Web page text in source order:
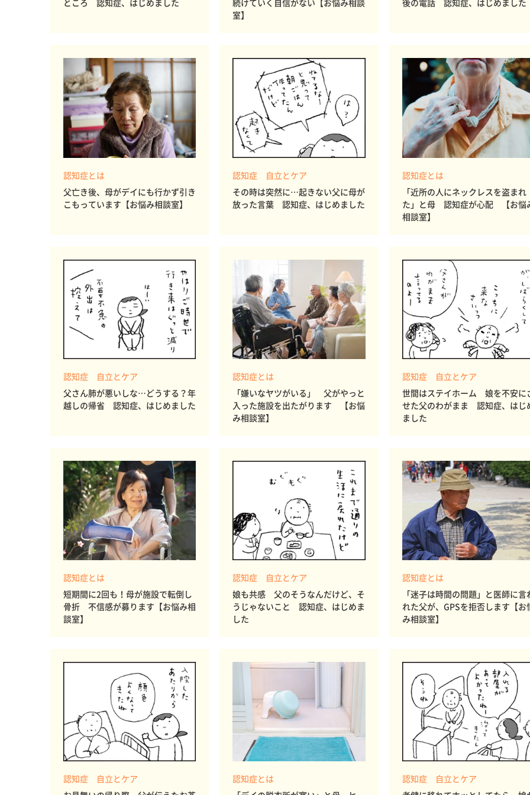
ところ 認知症、はじめました
続けていく自信がない【お悩み相談
室】
後の電話 認知症、はじめました
認知症とは
父亡き後、母がデイにも行かず引き
こもっています【お悩み相談室】
認知症 自立とケア
その時は突然に…起きない父に母が
放った言葉 認知症、はじめました
認知症とは
「近所の人にネックレスを盗まれ
た」と母 認知症が心配 【お悩
相談室】
認知症 自立とケア
父さん肺が悪いしな…どうする？年
越しの帰省 認知症、はじめました
認知症とは
「嫌いなヤツがいる」 父がやっと
入った施設を出たがります 【お悩
み相談室】
認知症 自立とケア
世間はステイホーム 娘を不安に
せた父のわがまま 認知症、はじ
ました
認知症とは
短期間に2回も！母が施設で転倒し
骨折 不信感が募ります【お悩み相
談室】
認知症 自立とケア
娘も共感 父のそうなんだけど、そ
うじゃないこと 認知症、はじめま
した
認知症とは
「迷子は時間の問題」と医師に言
れた父が、GPSを拒否します【お
み相談室】
認知症 自立とケア
認知症とは
認知症 自立とケア